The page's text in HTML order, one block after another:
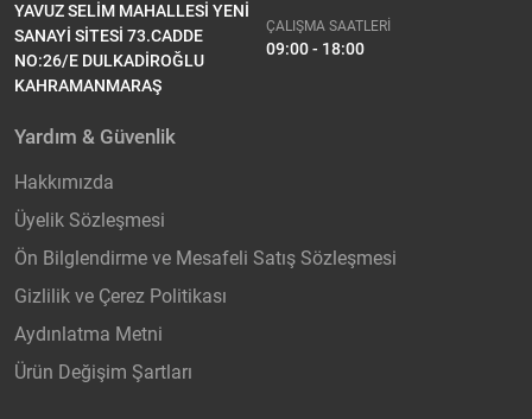
YAVUZ SELİM MAHALLESİ YENİ
SANAYİ SİTESİ 73.CADDE
NO:26/E DULKADİROĞLU
KAHRAMANMARAŞ
ÇALIŞMA SAATLERİ
09:00 - 18:00
Yardım & Güvenlik
Hakkımızda
Üyelik Sözleşmesi
Ön Bilglendirme ve Mesafeli Satış Sözleşmesi
Gizlilik ve Çerez Politikası
Aydınlatma Metni
Ürün Değişim Şartları